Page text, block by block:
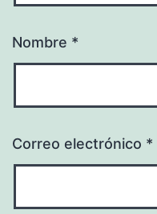
Nombre *
Correo electrónico *